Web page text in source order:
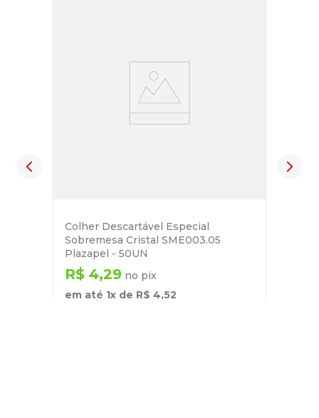
Colher Descartável Especial
Sobremesa Cristal SME003.05
Plazapel - 50UN
R$ 4,29 no pix
em até 1x de R$ 4,52